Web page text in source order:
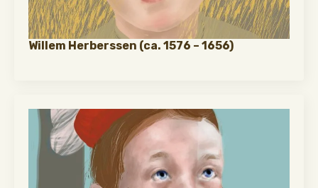
Willem Herberssen (ca. 1576 – 1656)